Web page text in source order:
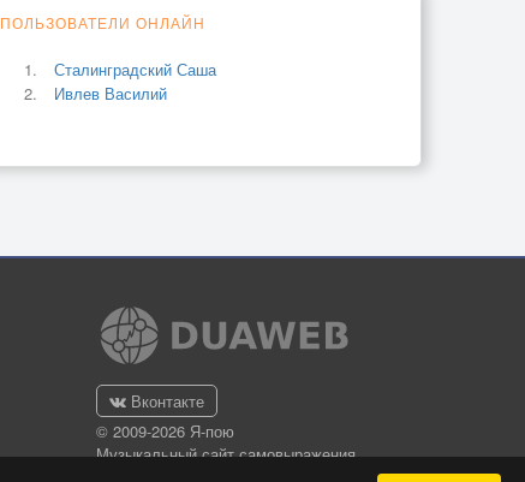
ПОЛЬЗОВАТЕЛИ ОНЛАЙН
Сталинградский Саша
Ивлев Василий
Вконтакте
© 2009-2026 Я-пою
Музыкальный сайт самовыражения